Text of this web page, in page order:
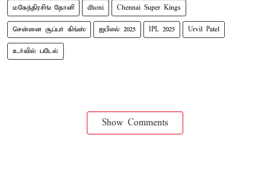
மகேந்திரசிங் தோனி dhoni Chennai Super Kings
சென்னை சூப்பர் கிங்ஸ் ஐபிஎல் 2025 IPL 2025 Urvil Patel
உர்வில் படேல்
Show Comments